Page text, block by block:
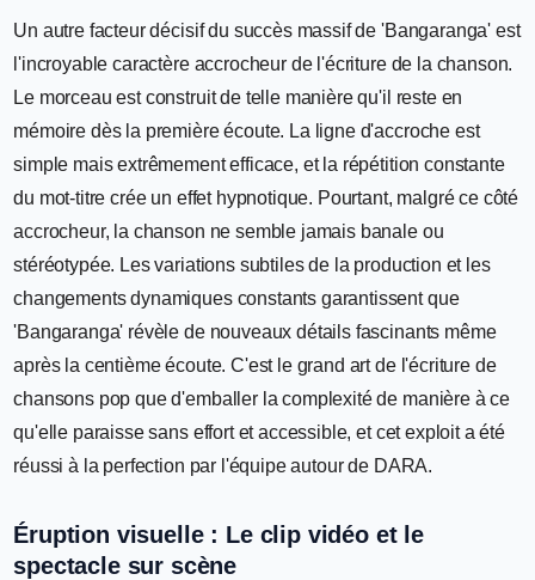
Un autre facteur décisif du succès massif de 'Bangaranga' est
l'incroyable caractère accrocheur de l'écriture de la chanson.
Le morceau est construit de telle manière qu'il reste en
mémoire dès la première écoute. La ligne d'accroche est
simple mais extrêmement efficace, et la répétition constante
du mot-titre crée un effet hypnotique. Pourtant, malgré ce côté
accrocheur, la chanson ne semble jamais banale ou
stéréotypée. Les variations subtiles de la production et les
changements dynamiques constants garantissent que
'Bangaranga' révèle de nouveaux détails fascinants même
après la centième écoute. C'est le grand art de l'écriture de
chansons pop que d'emballer la complexité de manière à ce
qu'elle paraisse sans effort et accessible, et cet exploit a été
réussi à la perfection par l'équipe autour de DARA.
Éruption visuelle : Le clip vidéo et le
spectacle sur scène